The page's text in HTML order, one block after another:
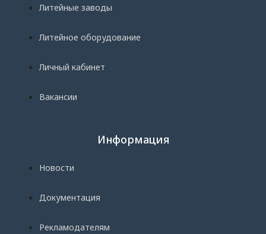
Литейные заводы
Литейное оборудование
Личный кабинет
Вакансии
Информация
Новости
Документация
Рекламодателям